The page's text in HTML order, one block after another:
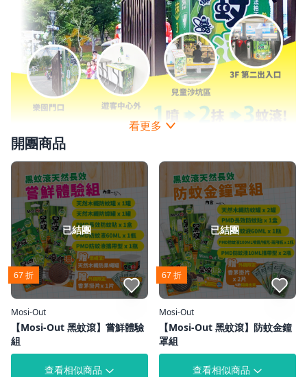
開團商品
67 折
已結團
點我收藏
Mosi-Out
【Mosi-Out 黑蚊滾】嘗鮮體驗
組
查看相似商品
67 折
已結團
點我收藏
Mosi-Out
【Mosi-Out 黑蚊滾】防蚊金鐘
罩組
查看相似商品